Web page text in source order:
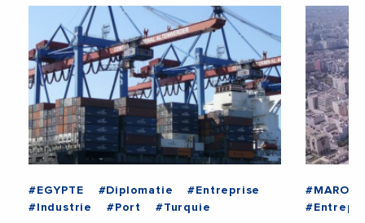
#EGYPTE #Diplomatie
#Entreprise
#Industrie
#Port #Turquie
#MAROC